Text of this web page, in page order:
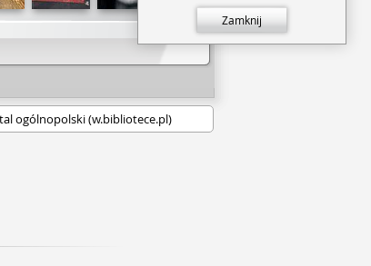
Zamknij